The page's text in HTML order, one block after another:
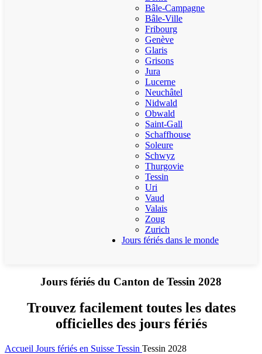
Bâle-Campagne
Bâle-Ville
Fribourg
Genève
Glaris
Grisons
Jura
Lucerne
Neuchâtel
Nidwald
Obwald
Saint-Gall
Schaffhouse
Soleure
Schwyz
Thurgovie
Tessin
Uri
Vaud
Valais
Zoug
Zurich
Jours fériés dans le monde
Jours fériés du Canton de Tessin 2028
Trouvez facilement toutes les dates
officielles des jours fériés
Accueil Jours fériés en Suisse Tessin Tessin 2028